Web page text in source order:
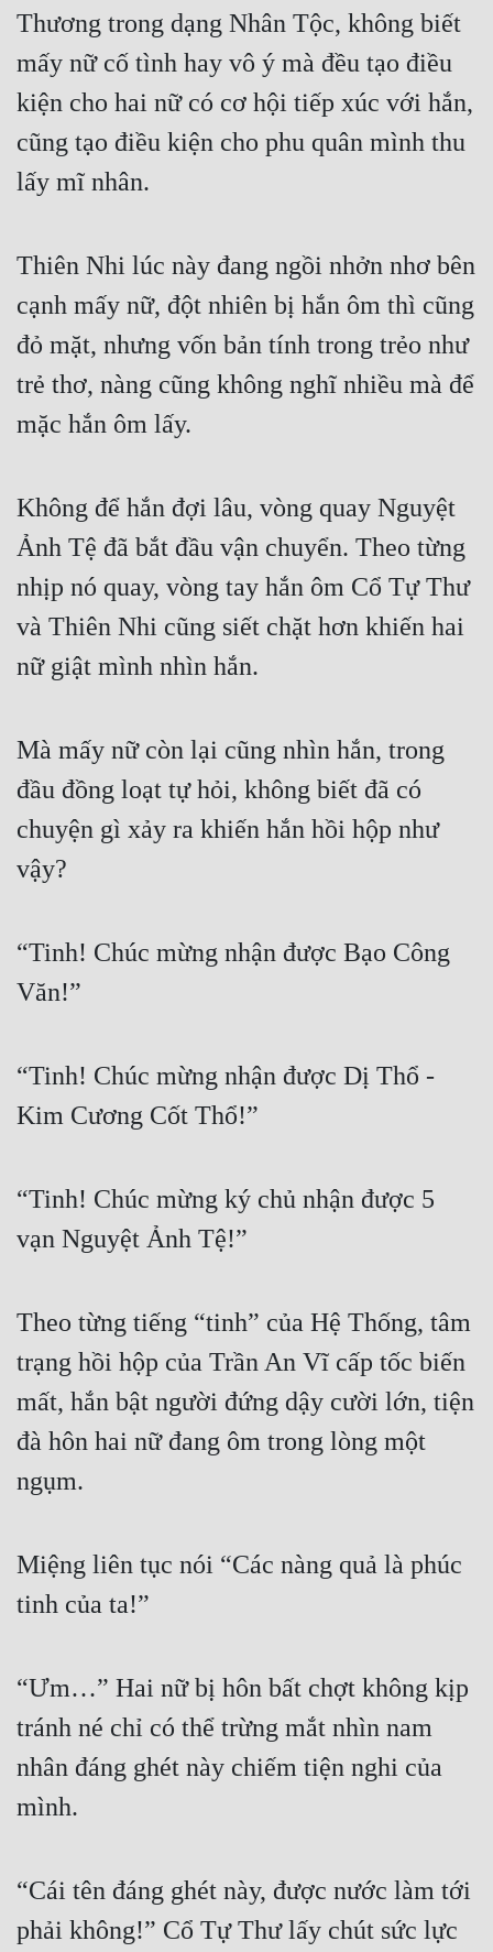
Mưu Mô
Mạt Thế
Mỹ Thực
Ngôn Tình
Ngược
Phương Tây
Phản Phái
Quân Sự
Sảng Văn
Sắc
Sủng
Thanh Xuân
Triều Đấu
Trọng Sinh
Tu Chân
Tội Phạm
Vô Địch
Võng Du
Xuyên Không
Điền Văn
Đô Thị
Đông Phương Huyền Huyễn
Đồng Nhân
Cẩu Đạo Trường Sinh
Ngự Thú
Truyện Nam
Truyện Nữ
Thương trong dạng Nhân Tộc, không biết
mấy nữ cố tình hay vô ý mà đều tạo điều
kiện cho hai nữ có cơ hội tiếp xúc với hắn,
cũng tạo điều kiện cho phu quân mình thu
lấy mĩ nhân.
Thiên Nhi lúc này đang ngồi nhởn nhơ bên
cạnh mấy nữ, đột nhiên bị hắn ôm thì cũng
đỏ mặt, nhưng vốn bản tính trong trẻo như
trẻ thơ, nàng cũng không nghĩ nhiều mà để
mặc hắn ôm lấy.
Không để hắn đợi lâu, vòng quay Nguyệt
Ảnh Tệ đã bắt đầu vận chuyển. Theo từng
nhịp nó quay, vòng tay hắn ôm Cổ Tự Thư
và Thiên Nhi cũng siết chặt hơn khiến hai
nữ giật mình nhìn hắn.
Mà mấy nữ còn lại cũng nhìn hắn, trong
đầu đồng loạt tự hỏi, không biết đã có
chuyện gì xảy ra khiến hắn hồi hộp như
vậy?
“Tinh! Chúc mừng nhận được Bạo Công
Văn!”
“Tinh! Chúc mừng nhận được Dị Thổ -
Kim Cương Cốt Thổ!”
“Tinh! Chúc mừng ký chủ nhận được 5
vạn Nguyệt Ảnh Tệ!”
Theo từng tiếng “tinh” của Hệ Thống, tâm
trạng hồi hộp của Trần An Vĩ cấp tốc biến
mất, hắn bật người đứng dậy cười lớn, tiện
đà hôn hai nữ đang ôm trong lòng một
ngụm.
Miệng liên tục nói “Các nàng quả là phúc
tinh của ta!”
“Ưm…” Hai nữ bị hôn bất chợt không kịp
tránh né chỉ có thể trừng mắt nhìn nam
nhân đáng ghét này chiếm tiện nghi của
mình.
“Cái tên đáng ghét này, được nước làm tới
phải không!” Cổ Tự Thư lấy chút sức lực